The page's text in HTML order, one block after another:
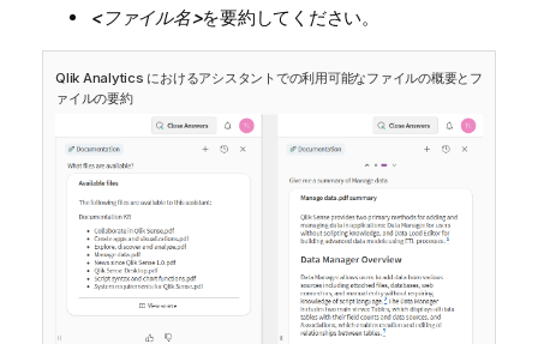
<ファイル名>を要約してください。
Qlik Analytics におけるアシスタントでの利用可能なファイルの概要とフ
ァイルの要約